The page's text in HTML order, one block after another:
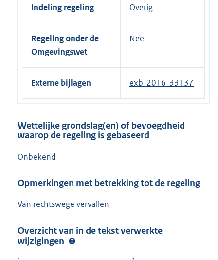
Indeling regeling Overig
Regeling onder de
Omgevingswet
Nee
Externe bijlagen exb-2016-33137
Wettelijke grondslag(en) of bevoegdheid
waarop de regeling is gebaseerd
Onbekend
Opmerkingen met betrekking tot de regeling
Van rechtswege vervallen
Overzicht van in de tekst verwerkte
wijzigingen